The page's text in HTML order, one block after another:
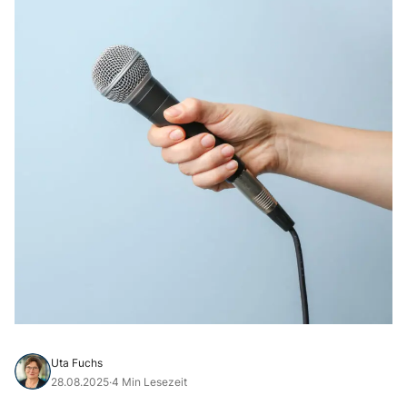
Uta Fuchs
28.08.2025·4 Min Lesezeit